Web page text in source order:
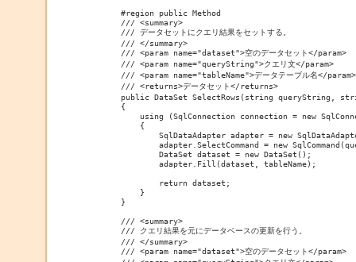
        #region public Method
        /// <summary>
        /// データセットにクエリ結果をセットする。
        /// </summary>
        /// <param name="dataset">空のデータセット</param>
        /// <param name="queryString">クエリ文</param>
        /// <param name="tableName">データテーブル名</param>
        /// <returns>データセット</returns>
public DataSet SelectRows(string queryString,
        {
using (SqlConnection connection = new
            {
SqlDataAdapter adapter = new
adapter.SelectCommand = new
                DataSet dataset = new DataSet();
                adapter.Fill(dataset, tableName);
                return dataset;
            }
        }
        /// <summary>
        /// クエリ結果を元にデータベースの更新を行う。
        /// </summary>
        /// <param name="dataset">空のデータセット</param>